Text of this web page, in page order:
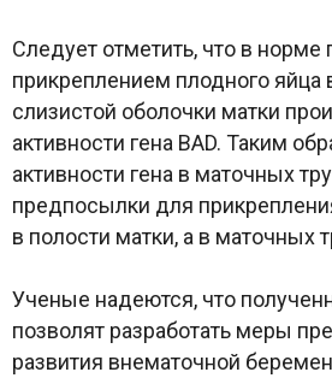
Следует отметить, что в норме
прикреплением плодного яйца
слизистой оболочки матки
активности гена BAD. Таким
активности гена в маточных
предпосылки для
в полости матки, а в маточных
Ученые надеются, что
позволят разработать меры
развития внематочной